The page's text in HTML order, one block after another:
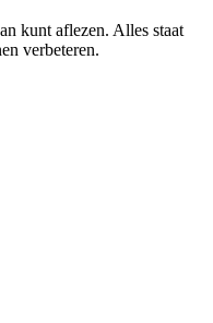
kunt aflezen. Alles staat
verbeteren.